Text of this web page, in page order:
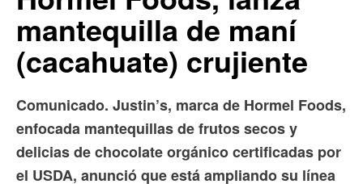
mantequilla de maní
(cacahuate) crujiente
Comunicado. Justin’s, marca de Hormel Foods,
enfocada mantequillas de frutos secos y
delicias de chocolate orgánico certificadas por
el USDA, anunció que está ampliando su línea